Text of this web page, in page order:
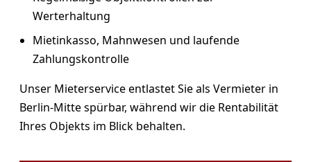
Werterhaltung
Mietinkasso, Mahnwesen und laufende
Zahlungskontrolle
Unser Mieterservice entlastet Sie als Vermieter in
Berlin-Mitte spürbar, während wir die Rentabilität
Ihres Objekts im Blick behalten.